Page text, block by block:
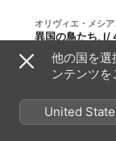
オリヴィエ・メシ
異国の鳥たち, I/
アンサ
ンダ放
オ、
Orkest
他の国を選
ンテンツ
United